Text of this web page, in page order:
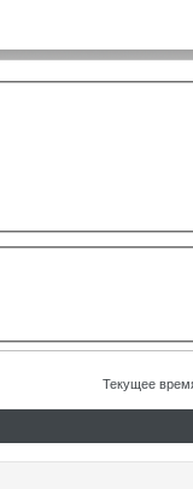
Текущее